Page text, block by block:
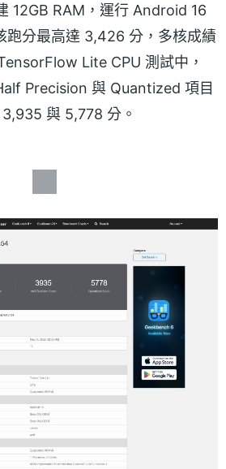
12GB RAM，運行 Android 16
跑分最高達 3,426 分，多核成績
Lite CPU 測試中，
Precision 與 Quantized 項目
與 5,778 分。